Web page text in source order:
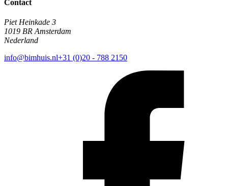
Contact
Piet Heinkade 3
1019 BR Amsterdam
Nederland
info@bimhuis.nl+31 (0)20 - 788 2150